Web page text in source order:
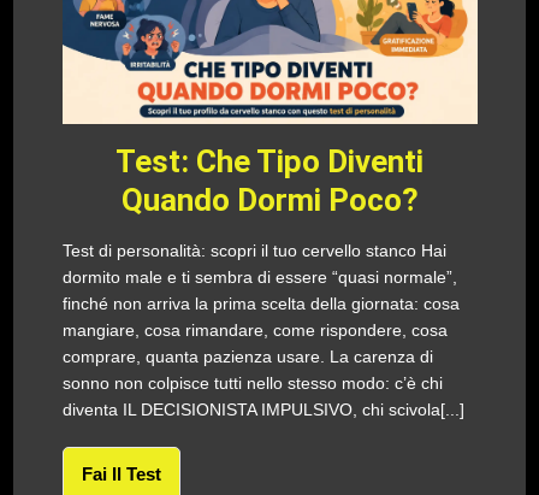
Test: Che Tipo Diventi
Quando Dormi Poco?
Test di personalità: scopri il tuo cervello stanco Hai
dormito male e ti sembra di essere “quasi normale”,
finché non arriva la prima scelta della giornata: cosa
mangiare, cosa rimandare, come rispondere, cosa
comprare, quanta pazienza usare. La carenza di
sonno non colpisce tutti nello stesso modo: c’è chi
diventa IL DECISIONISTA IMPULSIVO, chi scivola[...]
Fai Il Test